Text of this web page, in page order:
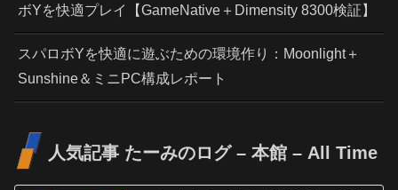
ボYを快適プレイ【GameNative＋Dimensity 8300検証】
スパロボYを快適に遊ぶための環境作り：Moonlight＋
Sunshine＆ミニPC構成レポート
人気記事 たーみのログ – 本館 – All Time